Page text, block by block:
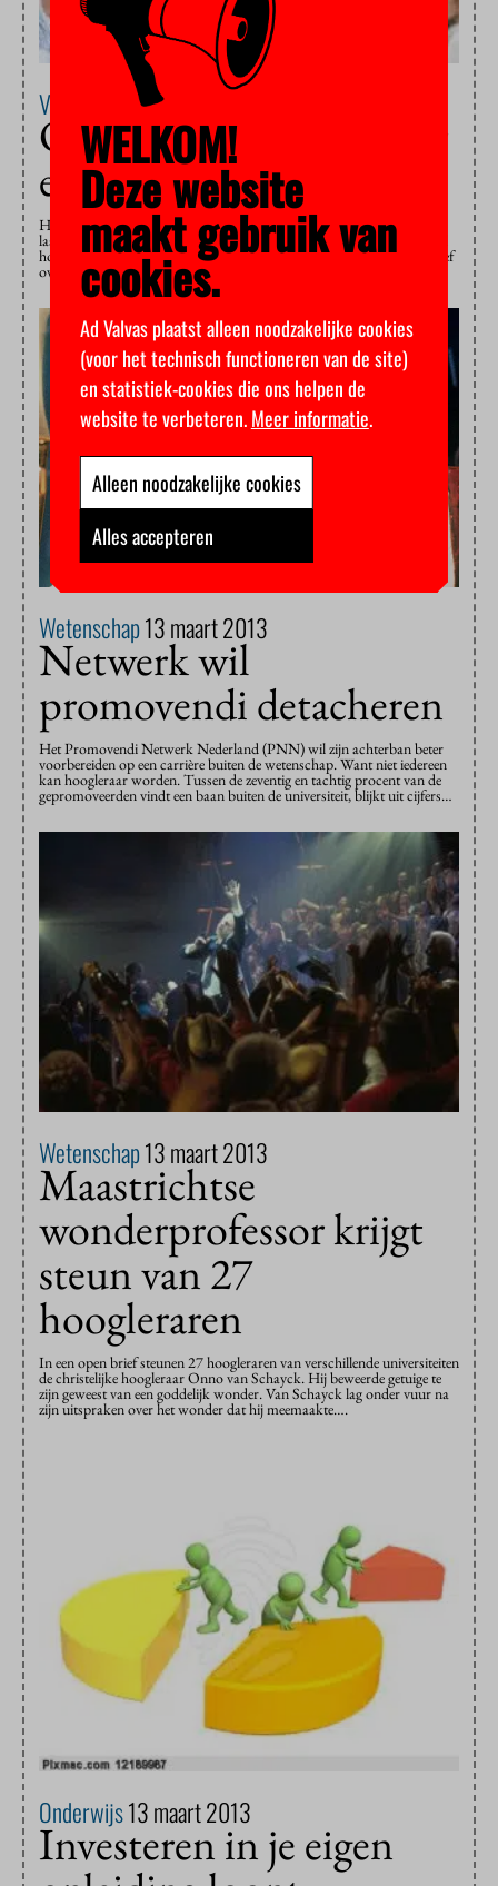
VUmc 14 maart 2013
Ouderen positiever over
euthanasie
Het aantal ouderen dat zich kan voorstellen om ooit euthanasie of een
laatste-wil-pil te zullen vragen, is tussen 2002 en 2009 gestegen. Vooral
hoger opgeleide, ongelovige ouderen tussen de 64 en 74 jaar zijn positief
over euthanasie. Dat blijkt uit…
Wetenschap13 maart 2013
Netwerk wil
promovendi detacheren
Het Promovendi Netwerk Nederland (PNN) wil zijn achterban beter
voorbereiden op een carrière buiten de wetenschap. Want niet iedereen
kan hoogleraar worden. Tussen de zeventig en tachtig procent van de
gepromoveerden vindt een baan buiten de universiteit, blijkt uit cijfers…
Wetenschap13 maart 2013
Maastrichtse
wonderprofessor krijgt
steun van 27
hoogleraren
In een open brief steunen 27 hoogleraren van verschillende universiteiten
de christelijke hoogleraar Onno van Schayck. Hij beweerde getuige te
zijn geweest van een goddelijk wonder. Van Schayck lag onder vuur na
zijn uitspraken over het wonder dat hij meemaakte….
Onderwijs13 maart 2013
Investeren in je eigen
WELKOM!
Deze website
maakt gebruik van
cookies.
Ad Valvas plaatst alleen noodzakelijke cookies
(voor het technisch functioneren van de site)
en statistiek-cookies die ons helpen de
website te verbeteren.Meer informatie.
Alleen noodzakelijke cookies
Alles accepteren